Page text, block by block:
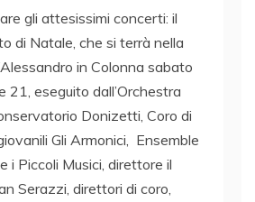
gli attesissimi concerti: il
di Natale, che si terrà nella
in Colonna sabato
21, eseguito dall’Orchestra
Donizetti, Coro di
Gli Armonici, Ensemble
i Piccoli Musici, direttore il
Serazzi, direttori di coro,